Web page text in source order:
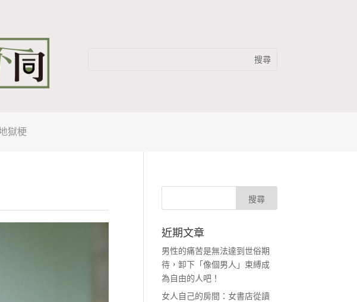
獄梗
近期文章
男性的痛苦是無法達到世俗期
待，卸下「像個男人」束縛成
為自由的人吧！
女人自己的房間：女書店從讀